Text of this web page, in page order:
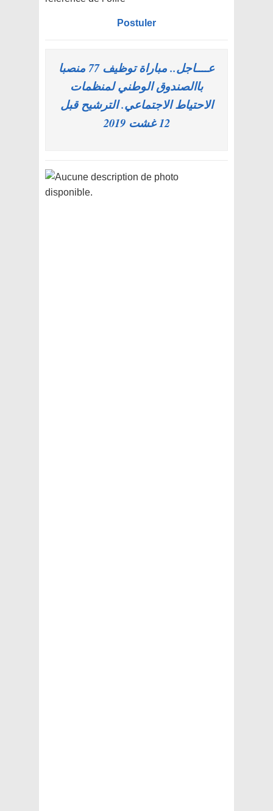
Postuler
عــــاجل.. مباراة توظيف 77 منصبا
باالصندوق الوطني لمنظمات
الاحتياط الاجتماعي. الترشيح قبل
12 غشت 2019